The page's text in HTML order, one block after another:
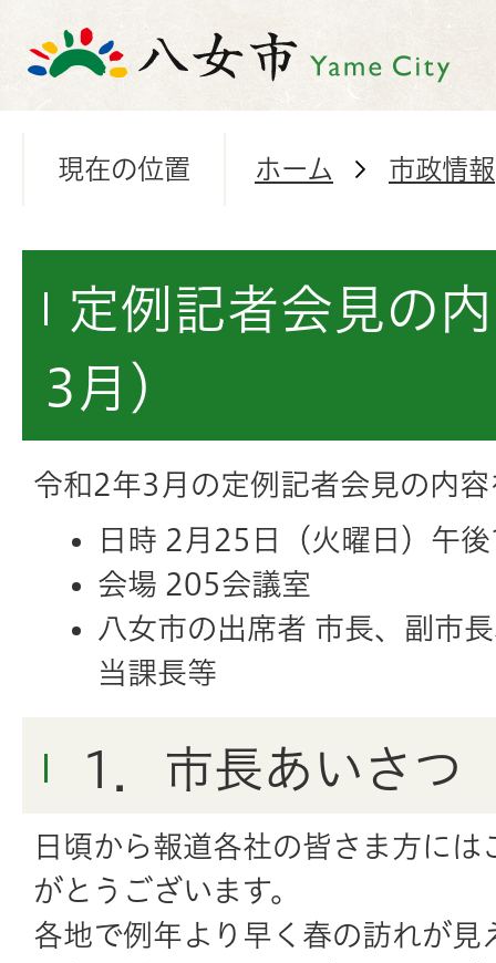
現在の位置 ホーム 市政情報
定例記者会見の
3月）
令和2年3月の定例記者会見の内
日時 2月25日（火曜日）午
会場 205会議室
八女市の出席者 市長、副市
当課長等
1．市長あいさつ
日頃から報道各社の皆さま方に
がとうございます。
各地で例年より早く春の訪れが見